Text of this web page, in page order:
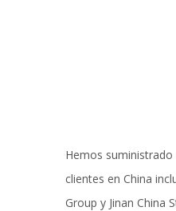
Hemos
clientes en China
Group y Jinan China